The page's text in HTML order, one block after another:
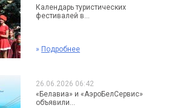
Календарь туристических
фестивалей в...
» Подробнее
26.06.2026 06:42
«Белавиа» и «АэроБелСервис»
объявили...